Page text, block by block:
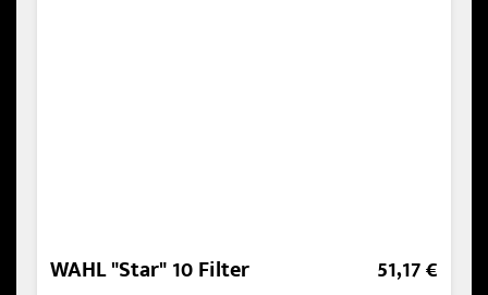
WAHL "Star" 10 Filter 51,17 €